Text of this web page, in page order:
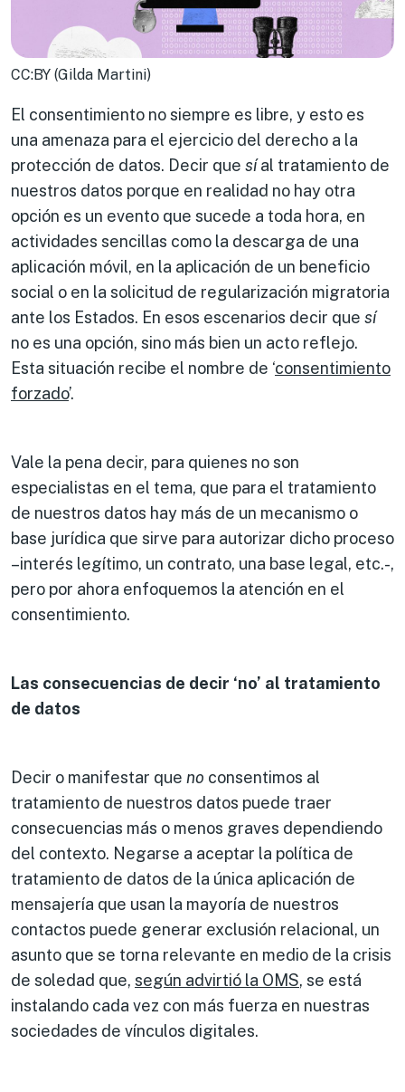
CC:BY (Gilda Martini)
El consentimiento no siempre es libre, y esto es
una amenaza para el ejercicio del derecho a la
protección de datos. Decir que síal tratamiento de
nuestros datos porque en realidad no hay otra
opción es un evento que sucede a toda hora, en
actividades sencillas como la descarga de una
aplicación móvil, en la aplicación de un beneficio
social o en la solicitud de regularización migratoria
ante los Estados. En esos escenarios decir que sí
no es una opción, sino más bien un acto reflejo.
Esta situación recibe el nombre de ‘consentimiento
forzado’.
Vale la pena decir, para quienes no son
especialistas en el tema, que para el tratamiento
de nuestros datos hay más de un mecanismo o
base jurídica que sirve para autorizar dicho proceso
–interés legítimo, un contrato, una base legal, etc.-,
pero por ahora enfoquemos la atención en el
consentimiento.
Las consecuencias de decir ‘no’ al tratamiento
de datos
Decir o manifestar que no consentimos al
tratamiento de nuestros datos puede traer
consecuencias más o menos graves dependiendo
del contexto. Negarse a aceptar la política de
tratamiento de datos de la única aplicación de
mensajería que usan la mayoría de nuestros
contactos puede generar exclusión relacional, un
asunto que se torna relevante en medio de la crisis
de soledad que, según advirtió la OMS, se está
instalando cada vez con más fuerza en nuestras
sociedades de vínculos digitales.